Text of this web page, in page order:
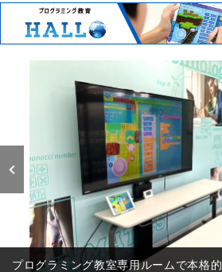
英会話も一緒に学べる個別指導塾です。